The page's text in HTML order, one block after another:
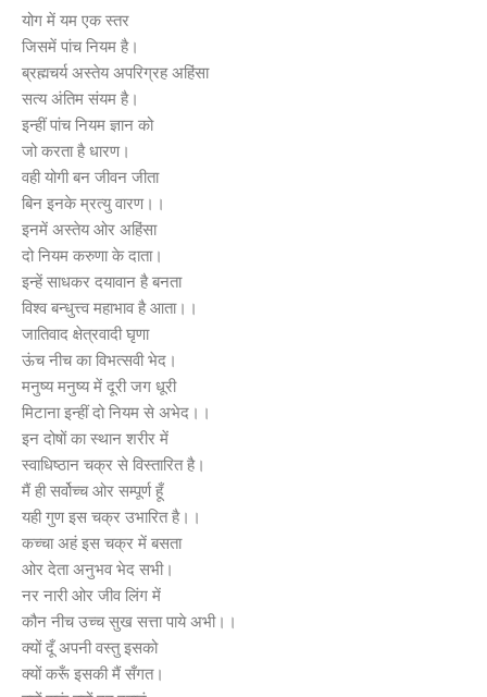
योग में यम एक स्तर
जिसमें पांच नियम है।
ब्रह्मचर्य अस्तेय अपरिग्रह अहिंसा
सत्य अंतिम संयम है।
इन्हीं पांच नियम ज्ञान को
जो करता है धारण।
वही योगी बन जीवन जीता
बिन इनके म्रत्यु वारण।।
इनमें अस्तेय ओर अहिंसा
दो नियम करुणा के दाता।
इन्हें साधकर दयावान है बनता
विश्व बन्धुत्त्व महाभाव है आता।।
जातिवाद क्षेत्रवादी घृणा
ऊंच नीच का विभत्सवी भेद।
मनुष्य मनुष्य में दूरी जग धूरी
मिटाना इन्हीं दो नियम से अभेद।।
इन दोषों का स्थान शरीर में
स्वाधिष्ठान चक्र से विस्तारित है।
मैं ही सर्वोच्च ओर सम्पूर्ण हूँ
यही गुण इस चक्र उभारित है।।
कच्चा अहं इस चक्र में बसता
ओर देता अनुभव भेद सभी।
नर नारी ओर जीव लिंग में
कौन नीच उच्च सुख सत्ता पाये अभी।।
क्यों दूँ अपनी वस्तु इसको
क्यों करूँ इसकी मैं सँगत।